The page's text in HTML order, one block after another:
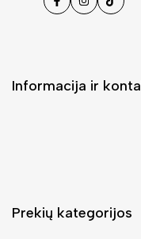
FacebookInstagramas
Tiktok
Informacija ir
Prekių kategorijos